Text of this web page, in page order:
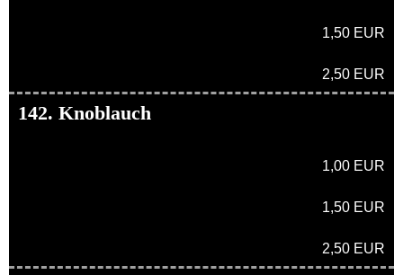
1,50 EUR
2,50 EUR
142. Knoblauch
1,00 EUR
1,50 EUR
2,50 EUR